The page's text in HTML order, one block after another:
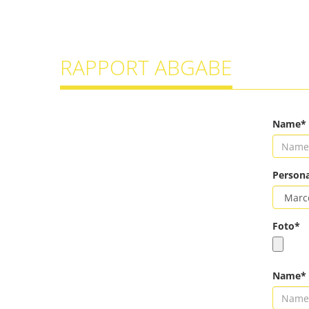
RAPPORT ABGABE
Name*
Foto*
Name*